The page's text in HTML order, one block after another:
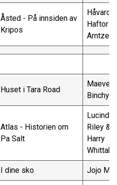
Åsted - På innsiden av
Kripos
Håvard
Haftor
Arntzen
Huset i Tara Road
Maeve
Binchy
Atlas - Historien om
Pa Salt
Lucinda
Riley &
Harry
I dine sko Jojo